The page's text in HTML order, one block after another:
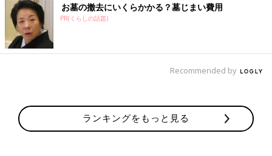
ト、遮熱、遮像をしてくれる上、採光もきちんととれる優れもの
なんだそうです。一見普通のレースカーテンに見えるのに、こん
なに機能が備わっているのは嬉しいですね。この時期だけではな
お墓の撤去にいくらかかる？墓じまい費用
PR(くらしの話題)
Recommended by
ランキングをもっと見る